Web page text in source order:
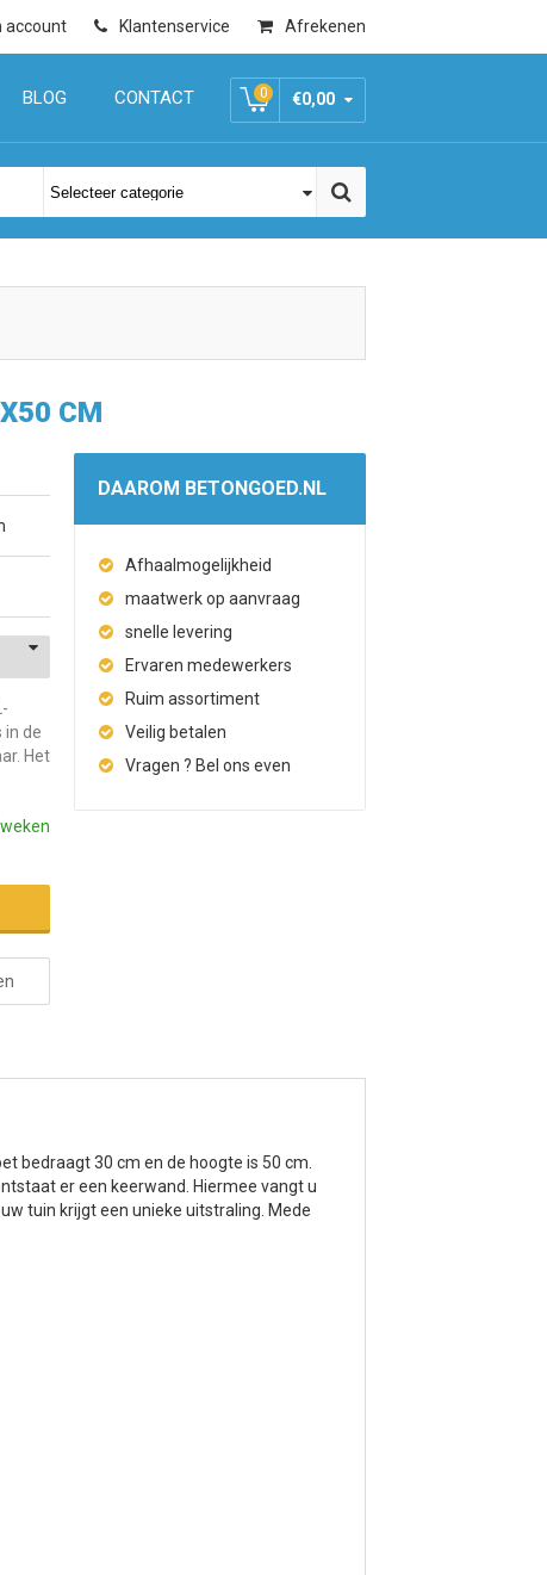
account Klantenservice Afrekenen
0 €0,00
BLOG CONTACT
CM
in de
Het
DAAROM BETONGOED.NL
Afhaalmogelijkheid
maatwerk op aanvraag
snelle levering
Ervaren medewerkers
Ruim assortiment
Veilig betalen
Vragen ? Bel ons even
bedraagt 30 cm en de hoogte is 50 cm.
er een keerwand. Hiermee vangt u
tuin krijgt een unieke uitstraling. Mede